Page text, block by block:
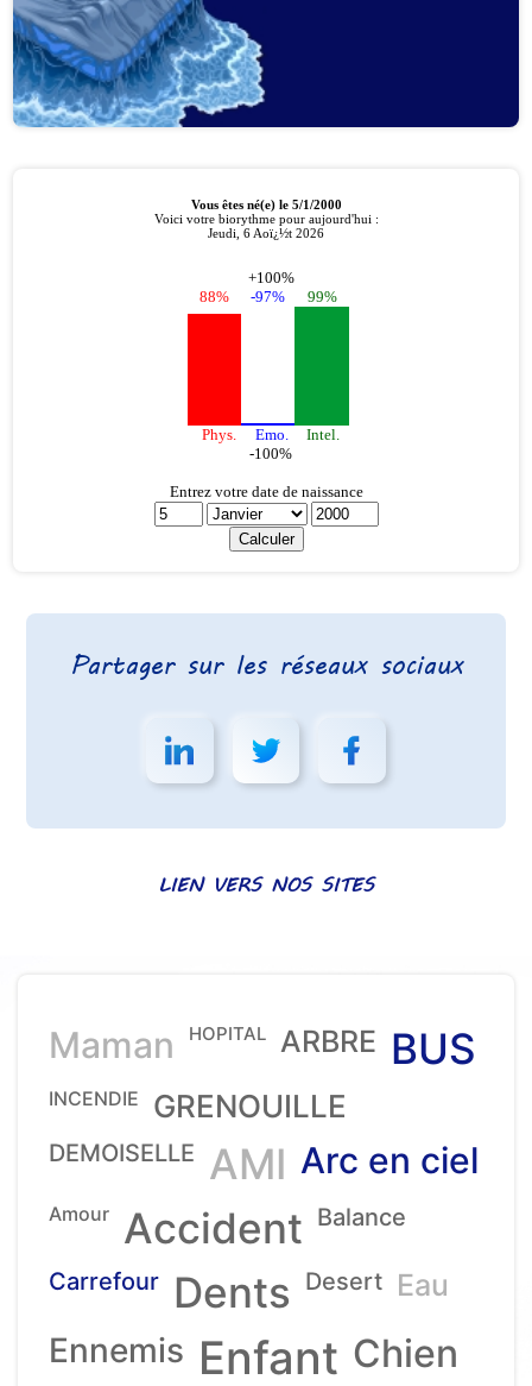
Partager sur les réseaux sociaux
LIEN VERS NOS SITES
Maman HOPITAL ARBRE BUS
INCENDIE GRENOUILLE
DEMOISELLE AMI Arc en ciel
Amour Accident Balance
Carrefour Dents Desert Eau
Ennemis Enfant Chien